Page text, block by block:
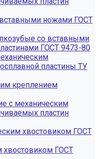
ножами ГОСТ
со вставными
ГОСТ 9473-80
пластины ТУ
креплением
с механическим
пластин
хвостовиком ГОСТ
ГОСТ